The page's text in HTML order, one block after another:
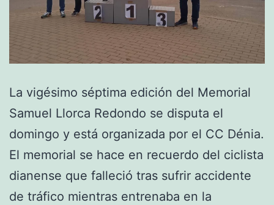
La vigésimo séptima edición del Memorial
Samuel Llorca Redondo se disputa el
domingo y está organizada por el CC Dénia.
El memorial se hace en recuerdo del ciclista
dianense que falleció tras sufrir accidente
de tráfico mientras entrenaba en la